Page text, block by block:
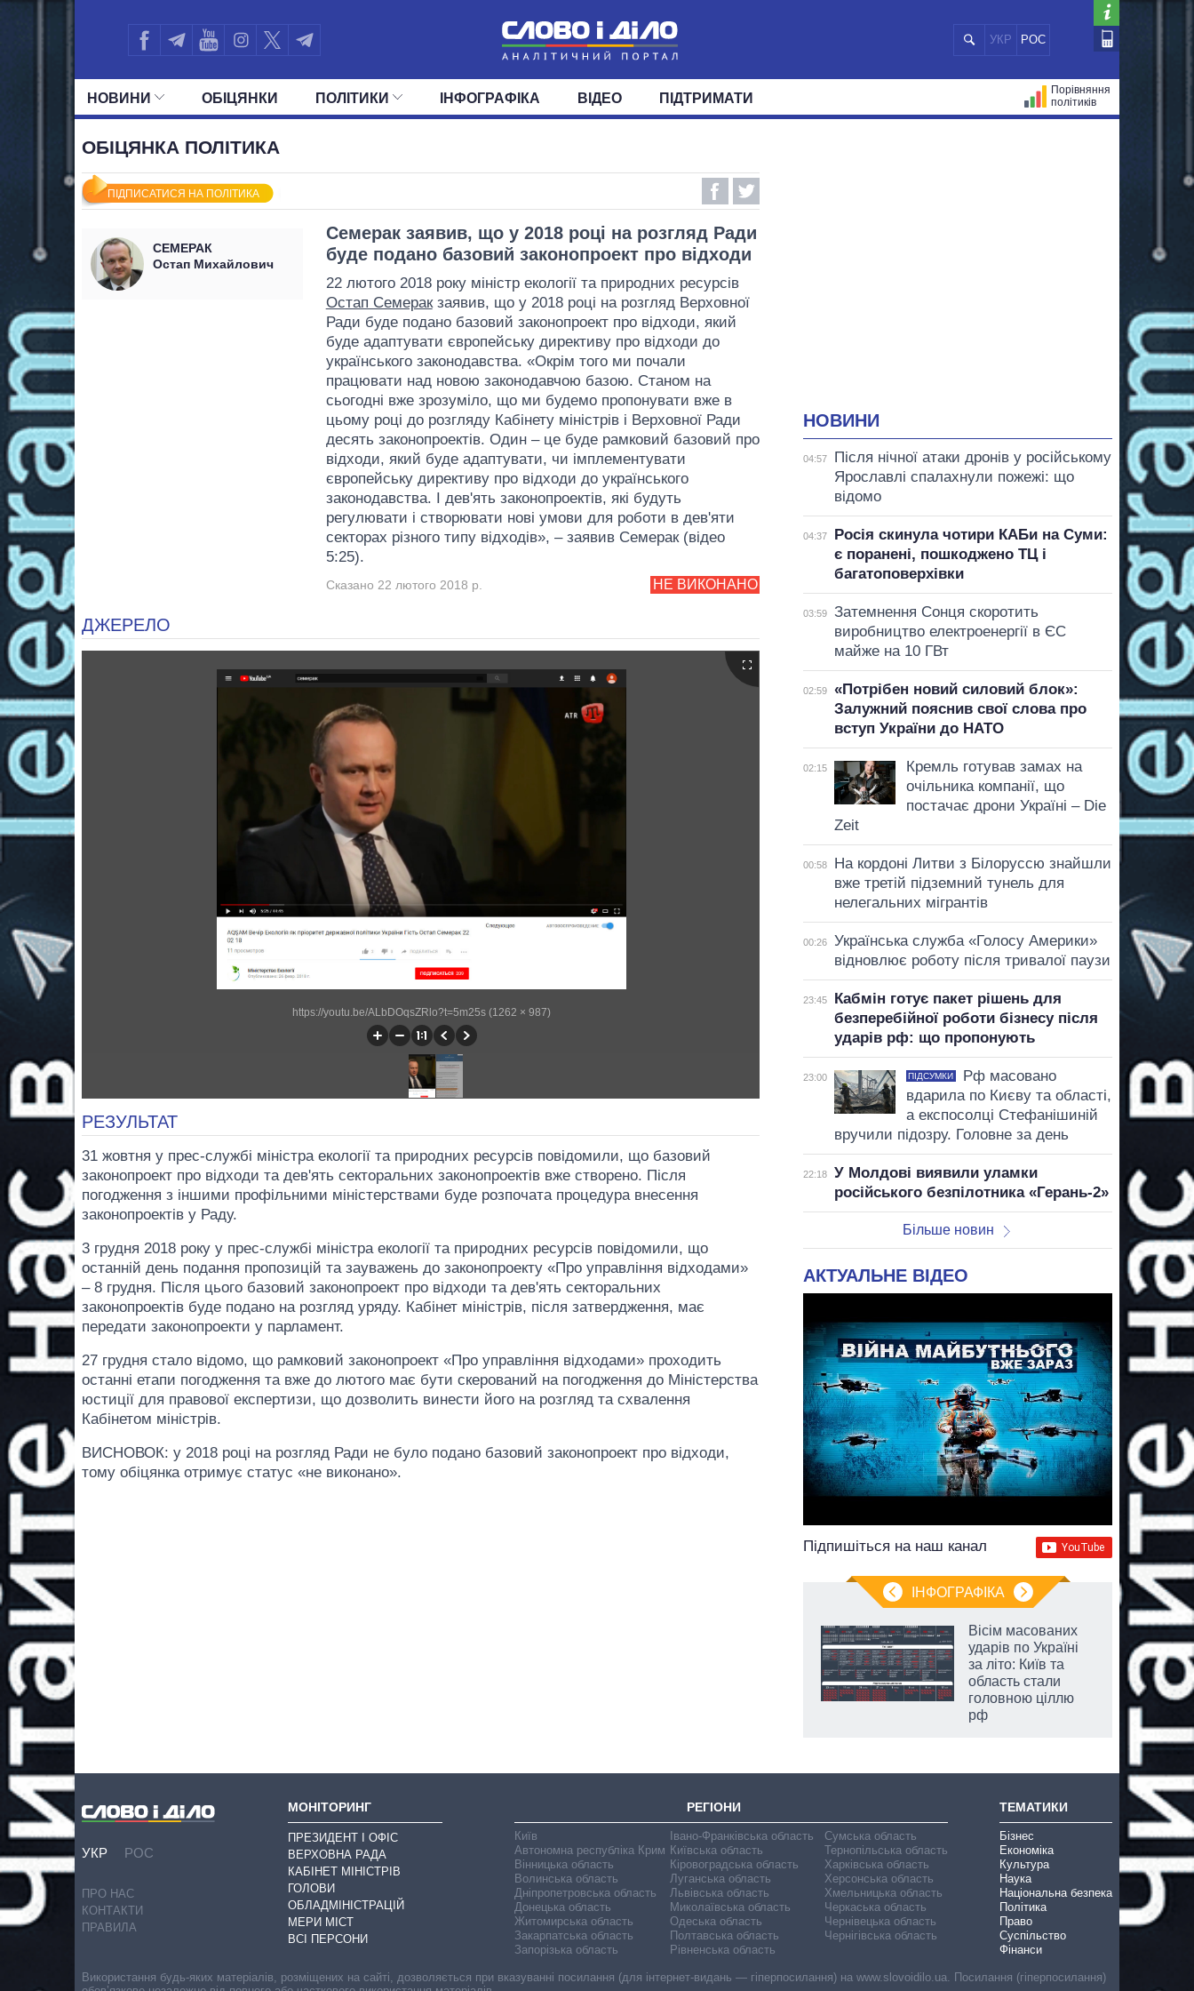
УКР РОС
НОВИНИ
СВІТ
ОБIЦЯНКИ ПОЛIТИКИ
ОКРУГИ
ІНФОГРАФІКА ВІДЕО ПІДТРИМАТИ
Порівняння
політиків
ОБІЦЯНКА ПОЛІТИКА
ПІДПИСАТИСЯ НА ПОЛІТИКА
СЕМЕРАК
Остап Михайлович
Семерак заявив, що у 2018 році на розгляд Ради
буде подано базовий законопроект про відходи
22 лютого 2018 року міністр екології та природних ресурсів
Остап Семеракзаявив, що у 2018 році на розгляд Верховної
Ради буде подано базовий законопроект про відходи, який
буде адаптувати європейську директиву про відходи до
українського законодавства. «Окрім того ми почали
працювати над новою законодавчою базою. Станом на
сьогодні вже зрозуміло, що ми будемо пропонувати вже в
цьому році до розгляду Кабінету міністрів і Верховної Ради
десять законопроектів. Один – це буде рамковий базовий про
відходи, який буде адаптувати, чи імплементувати
європейську директиву про відходи до українського
законодавства. І дев'ять законопроектів, які будуть
регулювати і створювати нові умови для роботи в дев'яти
секторах різного типу відходів», – заявив Семерак (відео
5:25).
НЕ ВИКОНАНО
Сказано 22 лютого 2018 р.
ДЖЕРЕЛО
https://youtu.be/ALbDOqsZRlo?t=5m25s (1262 × 987)
РЕЗУЛЬТАТ
31 жовтня у прес-службі міністра екології та природних ресурсів повідомили, що базовий
законопроект про відходи та дев'ять секторальних законопроектів вже створено. Після
погодження з іншими профільними міністерствами буде розпочата процедура внесення
законопроектів у Раду.
3 грудня 2018 року у прес-службі міністра екології та природних ресурсів повідомили, що
останній день подання пропозицій та зауважень до законопроекту «Про управління відходами»
– 8 грудня. Після цього базовий законопроект про відходи та дев'ять секторальних
законопроектів буде подано на розгляд уряду. Кабінет міністрів, після затвердження, має
передати законопроекти у парламент.
27 грудня стало відомо, що рамковий законопроект «Про управління відходами» проходить
останні етапи погодження та вже до лютого має бути скерований на погодження до Міністерства
юстиції для правової експертизи, що дозволить винести його на розгляд та схвалення
Кабінетом міністрів.
ВИСНОВОК: у 2018 році на розгляд Ради не було подано базовий законопроект про відходи,
тому обіцянка отримує статус «не виконано».
НОВИНИ
04:57
Після нічної атаки дронів у російському
Ярославлі спалахнули пожежі: що
відомо
04:37
Росія скинула чотири КАБи на Суми:
є поранені, пошкоджено ТЦ і
багатоповерхівки
03:59
Затемнення Сонця скоротить
виробництво електроенергії в ЄС
майже на 10 ГВт
02:59
«Потрібен новий силовий блок»:
Залужний пояснив свої слова про
вступ України до НАТО
02:15
Кремль готував замах на
очільника компанії, що
постачає дрони Україні – Die
Zeit
00:58
На кордоні Литви з Білоруссю знайшли
вже третій підземний тунель для
нелегальних мігрантів
00:26
Українська служба «Голосу Америки»
відновлює роботу після тривалої паузи
23:45
Кабмін готує пакет рішень для
безперебійної роботи бізнесу після
ударів рф: що пропонують
23:00 ПІДСУМКИ
Рф масовано
вдарила по Києву та області,
а експосолці Стефанішиній
вручили підозру. Головне за день
22:18
У Молдові виявили уламки
російського безпілотника «Герань-2»
Більше новин
АКТУАЛЬНЕ ВІДЕО
Підпишіться на наш канал
ІНФОГРАФІКА
Вісім масованих
ударів по Україні
за літо: Київ та
область стали
головною ціллю
рф
УКР РОС
ПРО НАС
КОНТАКТИ
ПРАВИЛА
МОНІТОРИНГ
ПРЕЗИДЕНТ І ОФІС
ВЕРХОВНА РАДА
КАБІНЕТ МІНІСТРІВ
ГОЛОВИ
ОБЛАДМІНІСТРАЦІЙ
МЕРИ МІСТ
ВСІ ПЕРСОНИ
РЕГІОНИ
Київ
Автономна республіка Крим
Вінницька область
Волинська область
Дніпропетровська область
Донецька область
Житомирська область
Закарпатська область
Запорізька область
Івано-Франківська область
Київська область
Кіровоградська область
Луганська область
Львівська область
Миколаївська область
Одеська область
Полтавська область
Рівненська область
Сумська область
Тернопільська область
Харківська область
Херсонська область
Хмельницька область
Черкаська область
Чернівецька область
Чернігівська область
ТЕМАТИКИ
Бізнес
Економіка
Культура
Наука
Національна безпека
Політика
Право
Суспільство
Фінанси
Використання будь-яких матеріалів, розміщених на сайті, дозволяється при вказуванні посилання (для інтернет-видань — гіперпосилання) на www.slovoidilo.ua. Посилання (гіперпосилання)